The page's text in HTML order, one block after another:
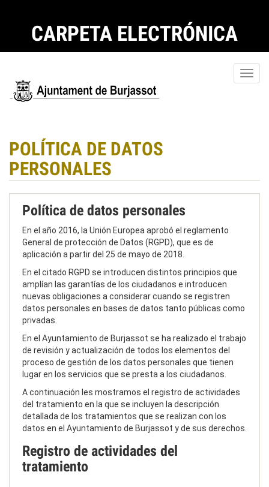
CARPETA ELECTRÓNICA
POLÍTICA DE DATOS
PERSONALES
Política de datos personales
En el año 2016, la Unión Europea aprobó el reglamento
General de protección de Datos (RGPD), que es de
aplicación a partir del 25 de mayo de 2018.
En el citado RGPD se introducen distintos principios que
amplían las garantías de los ciudadanos e introducen
nuevas obligaciones a considerar cuando se registren
datos personales en bases de datos tanto públicas como
privadas.
En el Ayuntamiento de Burjassot se ha realizado el trabajo
de revisión y actualización de todos los elementos del
proceso de gestión de los datos personales que tienen
lugar en los servicios que se presta a los ciudadanos.
A continuación les mostramos el registro de actividades
del tratamiento en la que se incluyen la descripción
detallada de los tratamientos que se realizan con los
datos en el Ayuntamiento de Burjassot y de sus derechos.
Registro de actividades del
tratamiento